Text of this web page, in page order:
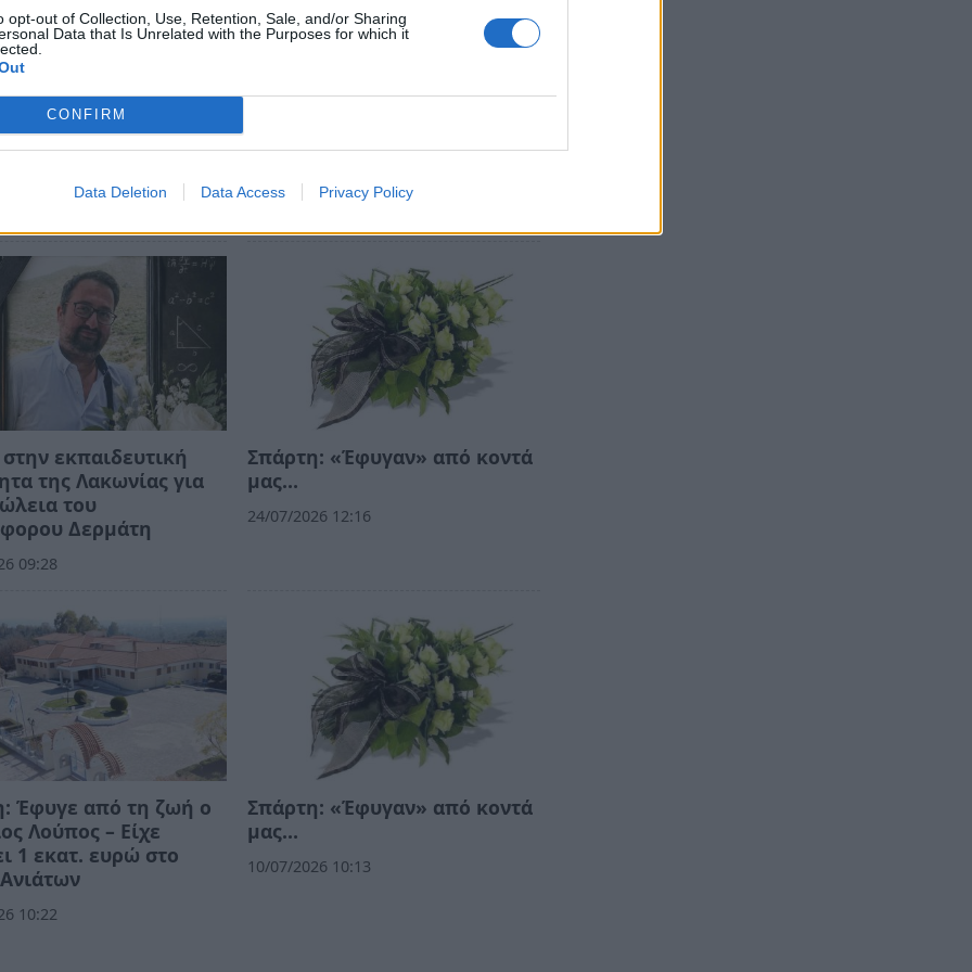
opt-out of Collection, Use, Retention, Sale, and/or Sharing
Data that Is Unrelated with the Purposes for which it
CONFIRM
Data Deletion Data Access Privacy Policy
και μάθετε πρώτοιόλες τις ειδήσεις
ΧΡΥΣΑΥΓΗ ΣΑΪΝΟΠΟΥΛΟΥ
εκπαιδευτική
της Λακωνίας για
του
Δερμάτη
09:28
Σπάρτη: «Έφυγαν» από κοντά
μας…
24/07/2026 12:16
Έφυγε από τη ζωή ο
Λούπος – Είχε
1 εκατ. ευρώ στο
10:22
Σπάρτη: «Έφυγαν» από κοντά
μας…
10/07/2026 10:13